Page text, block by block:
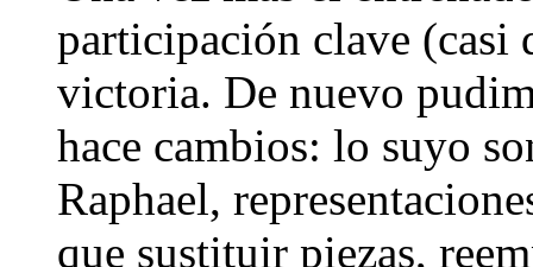
participación clave (casi
victoria. De nuevo
hace cambios: lo suyo
Raphael,
que sustituir piezas,